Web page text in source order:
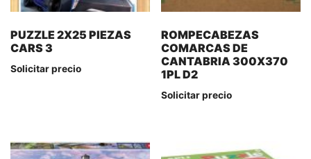
PUZZLE 2X25 PIEZAS
CARS 3
Solicitar precio
ROMPECABEZAS
COMARCAS DE
CANTABRIA 300X370
1PL D2
Solicitar precio